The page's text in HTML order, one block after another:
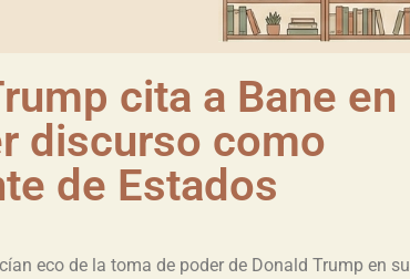
cita a Bane en
discurso como
de Estados
eco de la toma de poder de Donald Trump en su